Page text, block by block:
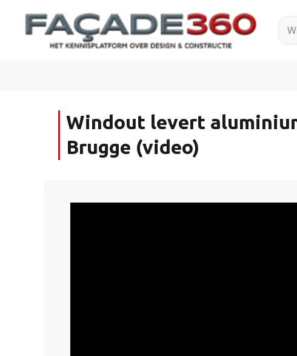
Windout levert
Brugge (video)